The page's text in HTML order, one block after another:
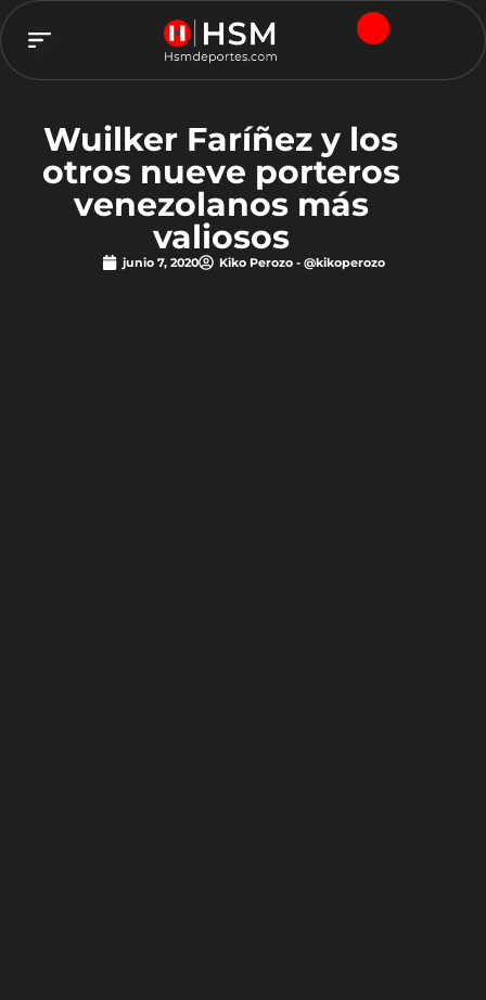
Wuilker Faríñez y los
otros nueve porteros
venezolanos más
valiosos
junio 7, 2020 Kiko Perozo - @kikoperozo